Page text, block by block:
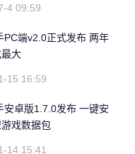
4 09:59
PC端v2.0正式发布 两年
大
15 16:59
安卓版1.7.0发布 一键安
戏数据包
14 15:41